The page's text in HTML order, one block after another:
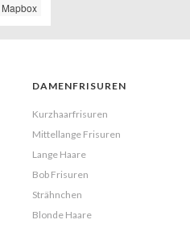
Mapbox
DAMENFRISUREN
Kurzhaarfrisuren
Mittellange Frisuren
Lange Haare
Bob Frisuren
Strähnchen
Blonde Haare